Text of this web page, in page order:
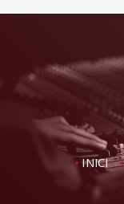
INICI